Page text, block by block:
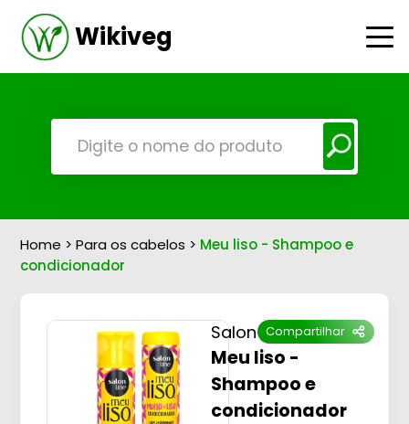
Wikiveg
Home >Para os cabelos > Meu liso - Shampoo e
condicionador
Compartilhar
Salon Line
Meu liso -
Shampoo e
condicionador